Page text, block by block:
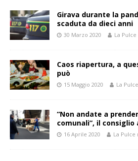
Girava durante la
scaduta da dieci anni
30 Marzo 2020 La
Caos riapertura, a
può
15 Maggio 2020 La
“Non andate a
comunali”, il consiglio
16 Aprile 2020 La